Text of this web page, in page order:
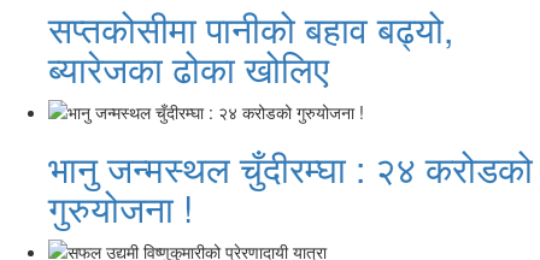
सप्तकोसीमा पानीको बहाव बढ्यो,
ब्यारेजका ढोका खोलिए
भानु जन्मस्थल चुँदीरम्घा : २४ करोडको
गुरुयोजना !